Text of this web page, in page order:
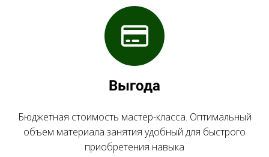
Выгода
Бюджетная стоимость мастер-класса. Оптимальный
объем материала занятия удобный для быстрого
приобретения навыка